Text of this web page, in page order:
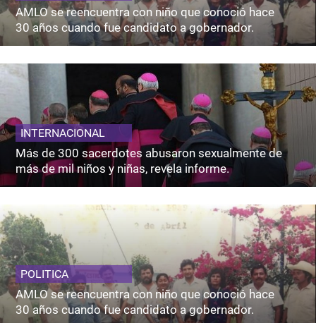
AMLO se reencuentra con niño que conoció hace
30 años cuando fue candidato a gobernador.
INTERNACIONAL
Más de 300 sacerdotes abusaron sexualmente de
más de mil niños y niñas, revela informe.
POLITICA
AMLO se reencuentra con niño que conoció hace
30 años cuando fue candidato a gobernador.